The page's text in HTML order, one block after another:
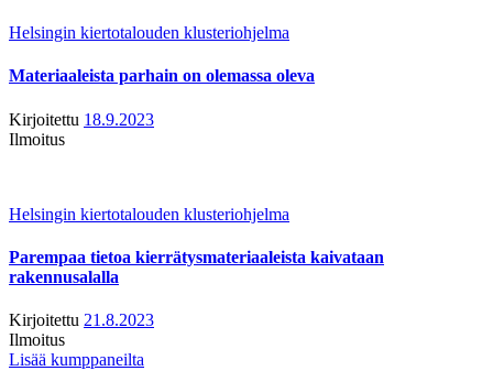
Helsingin kiertotalouden klusteriohjelma
Materiaaleista parhain on olemassa oleva
Kirjoitettu 18.9.2023
Ilmoitus
Helsingin kiertotalouden klusteriohjelma
Parempaa tietoa kierrätysmateriaaleista kaivataan
rakennusalalla
Kirjoitettu 21.8.2023
Ilmoitus
Lisää kumppaneilta